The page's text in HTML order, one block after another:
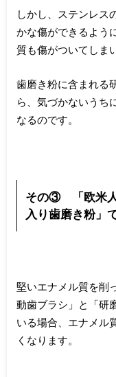
しかし、ステンレス
かな傷ができるよう
質も傷がついてしま
歯磨き粉に含まれる
ら、気づかないうち
なるのです。
その③ 「欧米人
入り歯磨き粉」
堅いエナメル質を削
動歯ブラシ」と「研
いる場合、エナメル
くなります。